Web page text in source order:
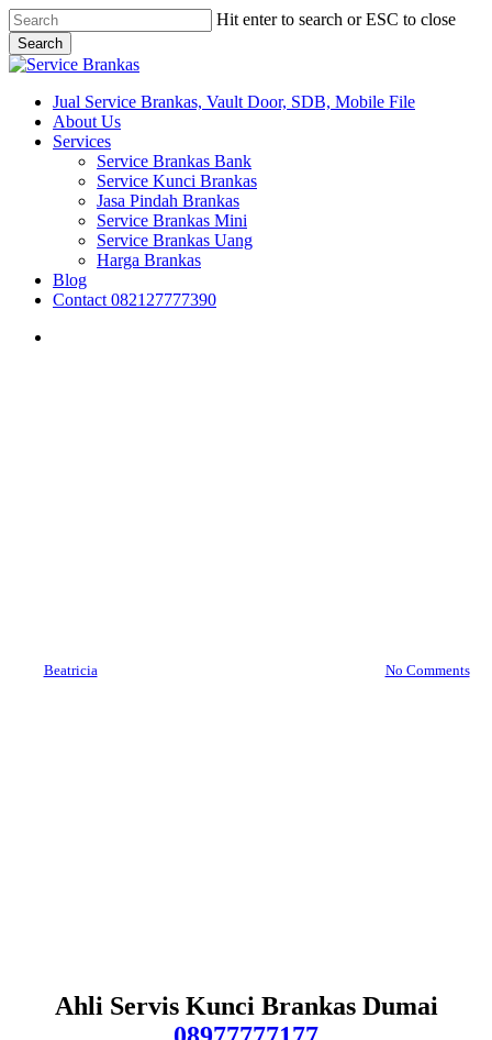
Skip
to
main
content
Hit enter to search or ESC to close
Search
Close
search
Menu
Jual Service Brankas, Vault Door, SDB, Mobile File
About Us
Services
Service Brankas Bank
Service Kunci Brankas
Jasa Pindah Brankas
Service Brankas Mini
Service Brankas Uang
Harga Brankas
Blog
Contact 082127777390
Beatricia No Comments
Ahli Servis Kunci Brankas Dumai